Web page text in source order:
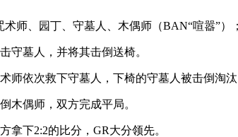
师、园丁、守墓人、木偶师（BAN“喧嚣”
守墓人，并将其击倒送椅。
师依次救下守墓人，下椅的守墓人被击倒淘
木偶师，双方完成平局。
拿下2:2的比分，GR大分领先。